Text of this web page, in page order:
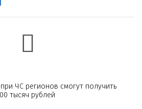
ЧС регионов смогут получить
тысяч рублей